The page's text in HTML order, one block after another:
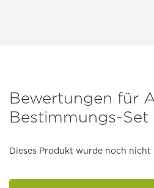
Bewertungen für
Bestimmungs-Set
Dieses Produkt wurde noch nicht